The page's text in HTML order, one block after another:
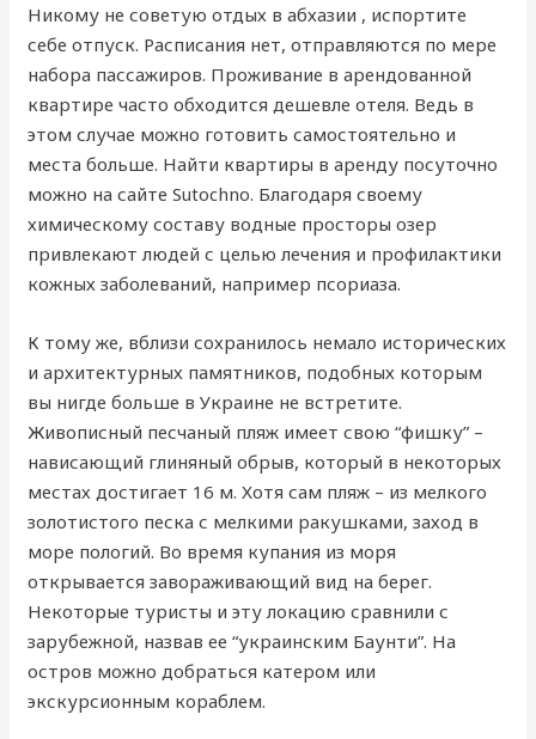
Никому не советую отдых в абхазии , испортите
себе отпуск. Расписания нет, отправляются по мере
набора пассажиров. Проживание в арендованной
квартире часто обходится дешевле отеля. Ведь в
этом случае можно готовить самостоятельно и
места больше. Найти квартиры в аренду посуточно
можно на сайте Sutochno. Благодаря своему
химическому составу водные просторы озер
привлекают людей с целью лечения и профилактики
кожных заболеваний, например псориаза.
К тому же, вблизи сохранилось немало исторических
и архитектурных памятников, подобных которым
вы нигде больше в Украине не встретите.
Живописный песчаный пляж имеет свою “фишку” –
нависающий глиняный обрыв, который в некоторых
местах достигает 16 м. Хотя сам пляж – из мелкого
золотистого песка с мелкими ракушками, заход в
море пологий. Во время купания из моря
открывается завораживающий вид на берег.
Некоторые туристы и эту локацию сравнили с
зарубежной, назвав ее “украинским Баунти”. На
остров можно добраться катером или
экскурсионным кораблем.